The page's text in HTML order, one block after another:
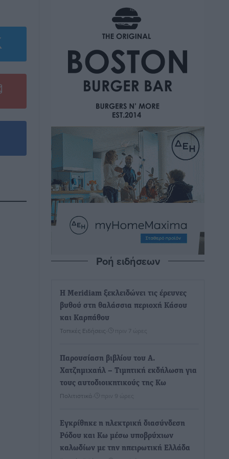
Ροή ειδήσεων
Η Meridiam ξεκλειδώνει τις έρευνες
βυθού στη θαλάσσια περιοχή Κάσου
και Καρπάθου
Τοπικές Ειδήσεις πριν 7 ώρες
Παρουσίαση βιβλίου του Α.
Χατζημιχαήλ – Τιμητική εκδήλωση για
τους αυτοδιοικητικούς της Κω
Πολιτιστικά πριν 9 ώρες
Εγκρίθηκε η ηλεκτρική διασύνδεση
Ρόδου και Κω μέσω υποβρύχιων
καλωδίων με την ηπειρωτική Ελλάδα